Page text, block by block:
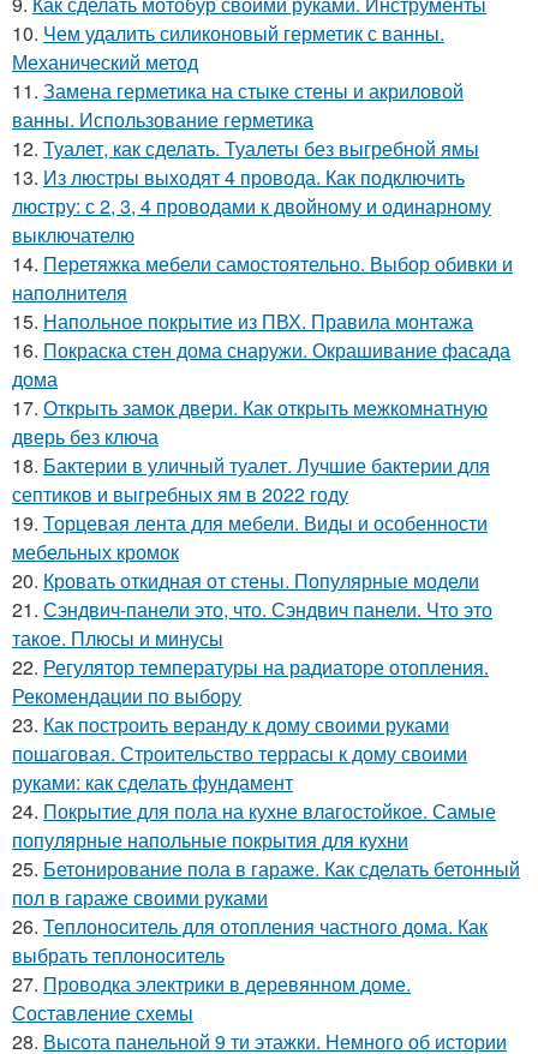
10. Чем удалить силиконовый герметик с ванны.
Механический метод
11. Замена герметика на стыке стены и акриловой
ванны. Использование герметика
12. Туалет, как сделать. Туалеты без выгребной ямы
13. Из люстры выходят 4 провода. Как подключить
люстру: с 2, 3, 4 проводами к двойному и одинарному
выключателю
14. Перетяжка мебели самостоятельно. Выбор обивки и
наполнителя
15. Напольное покрытие из ПВХ. Правила монтажа
16. Покраска стен дома снаружи. Окрашивание фасада
дома
17. Открыть замок двери. Как открыть межкомнатную
дверь без ключа
18. Бактерии в уличный туалет. Лучшие бактерии для
септиков и выгребных ям в 2022 году
19. Торцевая лента для мебели. Виды и особенности
мебельных кромок
20. Кровать откидная от стены. Популярные модели
21. Сэндвич-панели это, что. Сэндвич панели. Что это
такое. Плюсы и минусы
22. Регулятор температуры на радиаторе отопления.
Рекомендации по выбору
23. Как построить веранду к дому своими руками
пошаговая. Строительство террасы к дому своими
руками: как сделать фундамент
24. Покрытие для пола на кухне влагостойкое. Самые
популярные напольные покрытия для кухни
25. Бетонирование пола в гараже. Как сделать бетонный
пол в гараже своими руками
26. Теплоноситель для отопления частного дома. Как
выбрать теплоноситель
27. Проводка электрики в деревянном доме.
Составление схемы
28. Высота панельной 9 ти этажки. Немного об истории